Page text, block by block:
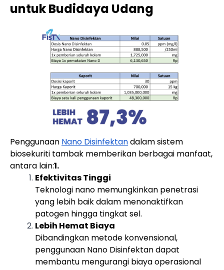
untuk Budidaya Udang
Penggunaan Nano Disinfektandalam sistem
biosekuriti tambak memberikan berbagai manfaat,
antara lain:1.
Efektivitas Tinggi
Teknologi nano memungkinkan penetrasi
yang lebih baik dalam menonaktifkan
patogen hingga tingkat sel.
Lebih Hemat Biaya
Dibandingkan metode konvensional,
penggunaan Nano Disinfektan dapat
membantu mengurangi biaya operasional